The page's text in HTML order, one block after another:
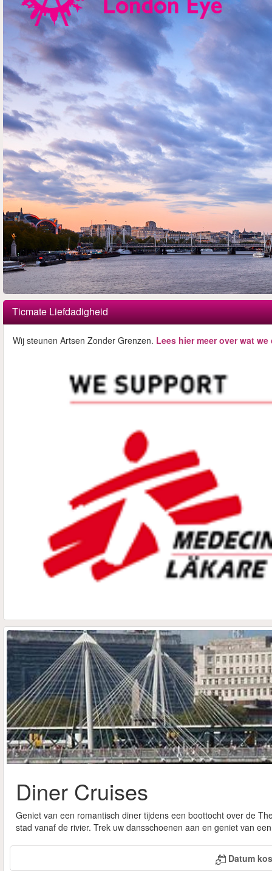
Ticmate Liefdadigheid
Wij steunen Artsen Zonder Grenzen. Lees hier meer over wat we
Diner Cruises
Geniet van een romantisch diner tijdens een boottocht over de
stad vanaf de rivier. Trek uw dansschoenen aan en geniet van
Datum